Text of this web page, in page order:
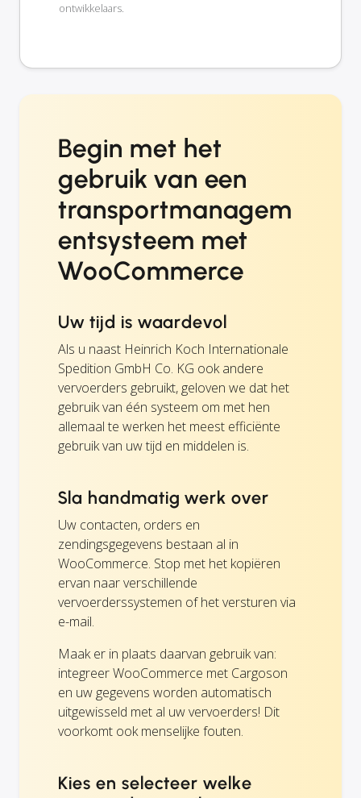
ontwikkelaars.
Begin met het
gebruik van een
transportmanagem
entsysteem met
WooCommerce
Uw tijd is waardevol
Als u naast Heinrich Koch Internationale
Spedition GmbH Co. KG ook andere
vervoerders gebruikt, geloven we dat het
gebruik van één systeem om met hen
allemaal te werken het meest efficiënte
gebruik van uw tijd en middelen is.
Sla handmatig werk over
Uw contacten, orders en
zendingsgegevens bestaan al in
WooCommerce. Stop met het kopiëren
ervan naar verschillende
vervoerderssystemen of het versturen via
e-mail.
Maak er in plaats daarvan gebruik van:
integreer WooCommerce met Cargoson
en uw gegevens worden automatisch
uitgewisseld met al uw vervoerders! Dit
voorkomt ook menselijke fouten.
Kies en selecteer welke